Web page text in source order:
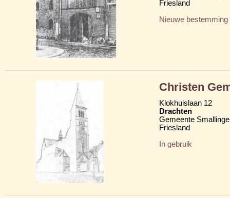
Friesland
Nieuwe bestemming
Christen
Klokhuislaan 12
Drachten
Gemeente
Friesland
In gebruik